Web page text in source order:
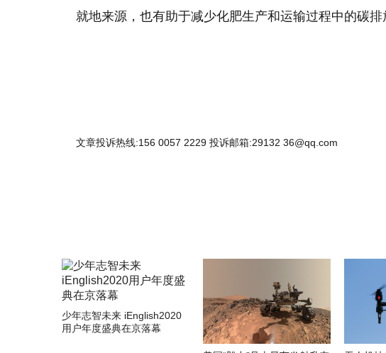
就地来源，也有助于减少化肥生产和运输过程中的碳
文章投诉热线:156 0057 2229 投诉邮箱:29132 36@qq.com
少年志智未来 iEnglish2020
用户年度盛典在京落幕